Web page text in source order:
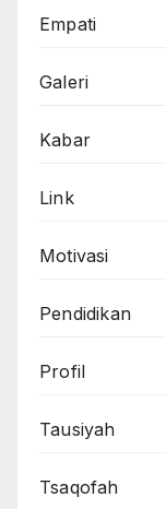
Empati
Galeri
Kabar
Link
Motivasi
Pendidikan
Profil
Tausiyah
Tsaqofah